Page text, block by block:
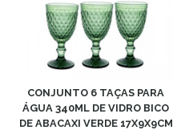
CONJUNTO 6 TAÇAS PARA
ÁGUA 340ML DE VIDRO BICO
DE ABACAXI VERDE 17X9X9CM